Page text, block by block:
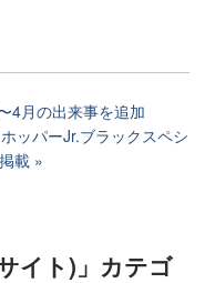
4月の出来事を追加
ッパーJr.ブラックスペシ
載
イト)」カテゴ